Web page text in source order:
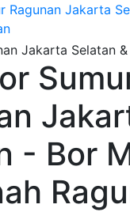
- Bor